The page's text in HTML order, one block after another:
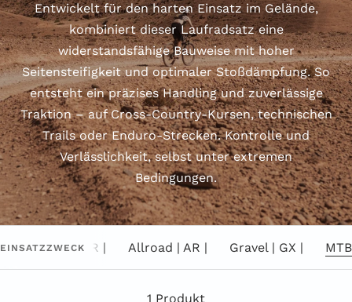
Entwickelt für den harten Einsatz im Gelände,
kombiniert dieser Laufradsatz eine
widerstandsfähige Bauweise mit hoher
Seitensteifigkeit und optimaler Stoßdämpfung. So
entsteht ein präzises Handling und zuverlässige
Traktion – auf Cross-Country-Kursen, technischen
Trails oder Enduro-Strecken. Kontrolle und
Verlässlichkeit, selbst unter extremen
Bedingungen.
EINSATZZWECK
Straße | R | Allroad | AR | Gravel | GX | MTB
1 Produkt